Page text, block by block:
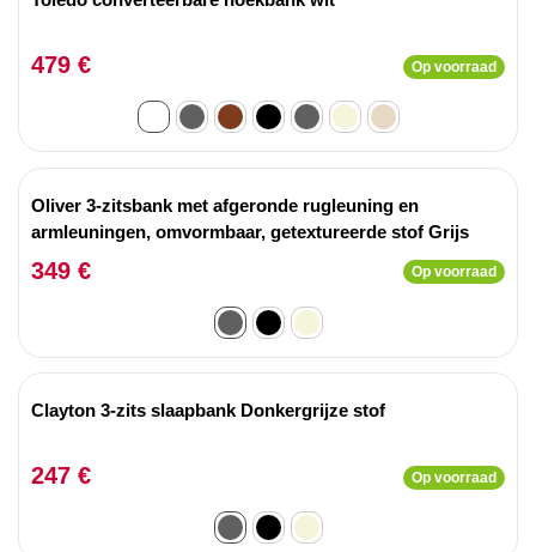
479 € Op voorraad
Oliver 3-zitsbank met afgeronde rugleuning en
armleuningen, omvormbaar, getextureerde stof Grijs
349 € Op voorraad
Clayton 3-zits slaapbank Donkergrijze stof
247 € Op voorraad